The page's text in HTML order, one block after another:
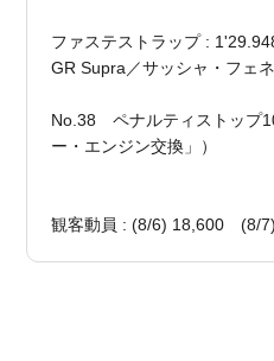
ファステストラップ :
GR Supra／サッシャ・フェ
No.38 ペナルティストップ
ー・エンジン交換」）
観客動員 : (8/6) 18,600 (8/